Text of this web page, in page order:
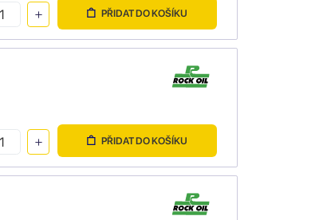
PŘIDAT DO KOŠÍKU
PŘIDAT DO KOŠÍKU